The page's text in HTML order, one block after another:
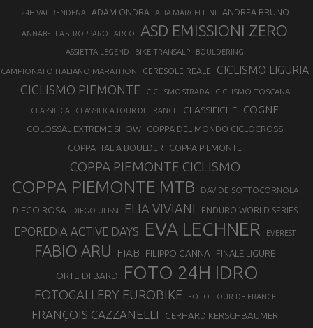
24H VAL RENDENA ADAM ONDRA ALIA MARCELLINI ANDREA BRUNO
ANNABELLA STROPPARO ARCO ASD EMISSIONI ZERO
ASSIETTA LEGEND BIKE TRANSALP BOULDERING
CAMPIONATO ITALIANO MARATHON CERESOLE REALE CICLISMO LIGURIA
CICLISMO PIEMONTE CICLISMO STRADA CICLISMO TOSCANA
CLASSIFICA CLASSIFICA TOUR DE FRANCE CLASSIFICHE COGNE
COLOSSAL EXTREME SHOW
COPPA DEL MONDO CICLOCROSS
COPPA ITALIA BOULDER
COPPA PIEMONTE
COPPA PIEMONTE CICLISMO
COPPA PIEMONTE MTB DAVIDE SOTTOCORNOLA
DIEGO ROSA DIEGO ULISSI ELIA VIVIANI ENDURO WORLD SERIES
EPOREDIA ACTIVE DAYS EVA LECHNER EVEREST
FABIO ARU FIAB FILIPPO GANNA FINALE LIGURE
FORTE DI BARD FOTO 24H IDRO
FOTOGALLERY EUROBIKE FOTO TOUR DE FRANCE
FRANÇOIS CAZZANELLI GERHARD KERSCHBAUMER